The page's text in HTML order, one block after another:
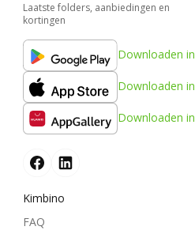
Laatste folders, aanbiedingen en
kortingen
Downloaden in
Downloaden in
Downloaden in
Kimbino
FAQ